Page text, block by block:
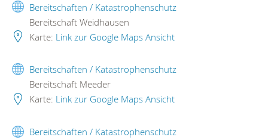
Bereitschaften / Katastrophenschutz
Bereitschaft Weidhausen
Karte: Link zur Google Maps Ansicht
Bereitschaften / Katastrophenschutz
Bereitschaft Meeder
Karte: Link zur Google Maps Ansicht
Bereitschaften / Katastrophenschutz